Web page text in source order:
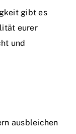
gibt es
eurer
und
ausbleichen